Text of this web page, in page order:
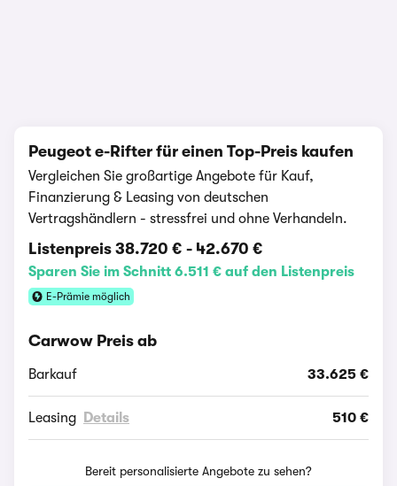
Peugeot e-Rifter für einen Top-Preis kaufen
Vergleichen Sie großartige Angebote für Kauf,
Finanzierung & Leasing von deutschen
Vertragshändlern - stressfrei und ohne Verhandeln.
Listenpreis 38.720 € - 42.670 €
Sparen Sie im Schnitt 6.511 € auf den Listenpreis
E-Prämie möglich
Carwow Preis ab
Barkauf 33.625 €
Leasing Details 510 €
Bereit personalisierte Angebote zu sehen?